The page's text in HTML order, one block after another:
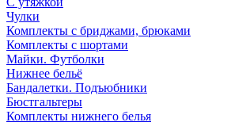
Чулки
Комплекты с бриджами, брюками
Комплекты с шортами
Майки. Футболки
Нижнее бельё
Бандалетки. Подъюбники
Бюстгальтеры
Комплекты нижнего белья